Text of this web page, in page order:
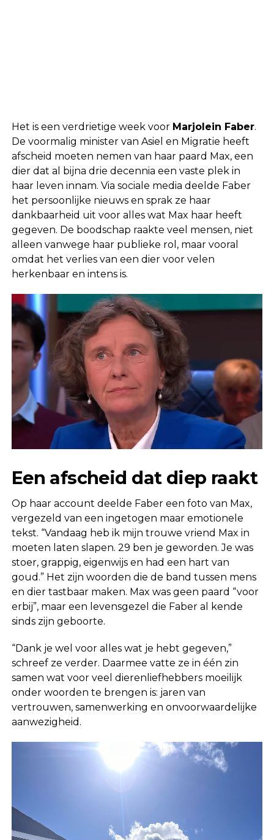
Het is een verdrietige week voor Marjolein Faber.
De voormalig minister van Asiel en Migratie heeft
afscheid moeten nemen van haar paard Max, een
dier dat al bijna drie decennia een vaste plek in
haar leven innam. Via sociale media deelde Faber
het persoonlijke nieuws en sprak ze haar
dankbaarheid uit voor alles wat Max haar heeft
gegeven. De boodschap raakte veel mensen, niet
alleen vanwege haar publieke rol, maar vooral
omdat het verlies van een dier voor velen
herkenbaar en intens is.
Een afscheid dat diep raakt
Op haar account deelde Faber een foto van Max,
vergezeld van een ingetogen maar emotionele
tekst. “Vandaag heb ik mijn trouwe vriend Max in
moeten laten slapen. 29 ben je geworden. Je was
stoer, grappig, eigenwijs en had een hart van
goud.” Het zijn woorden die de band tussen mens
en dier tastbaar maken. Max was geen paard “voor
erbij”, maar een levensgezel die Faber al kende
sinds zijn geboorte.
“Dank je wel voor alles wat je hebt gegeven,”
schreef ze verder. Daarmee vatte ze in één zin
samen wat voor veel dierenliefhebbers moeilijk
onder woorden te brengen is: jaren van
vertrouwen, samenwerking en onvoorwaardelijke
aanwezigheid.